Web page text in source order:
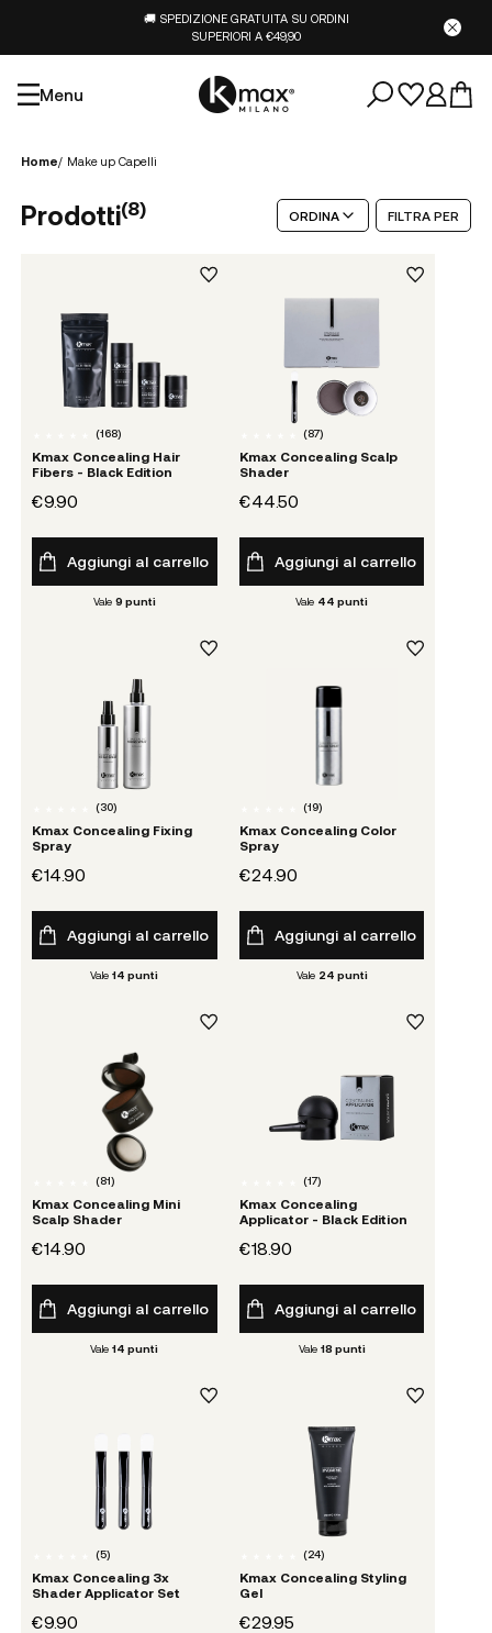
🚚 SPEDIZIONE GRATUITA SU ORDINI
SUPERIORI A €49,90
Menu
Home/ Make up Capelli
Prodotti(8) ORDINA FILTRA PER
(168)
Kmax Concealing Hair
Fibers - Black Edition
€9.90
Aggiungi al carrello
Vale 9 punti
(87)
Kmax Concealing Scalp
Shader
€44.50
Aggiungi al carrello
Vale 44 punti
(30)
Kmax Concealing Fixing
Spray
€14.90
Aggiungi al carrello
Vale 14 punti
(19)
Kmax Concealing Color
Spray
€24.90
Aggiungi al carrello
Vale 24 punti
(81)
Kmax Concealing Mini
Scalp Shader
€14.90
Aggiungi al carrello
Vale 14 punti
(17)
Kmax Concealing
Applicator - Black Edition
€18.90
Aggiungi al carrello
Vale 18 punti
(5)
Kmax Concealing 3x
Shader Applicator Set
€9.90
(24)
Kmax Concealing Styling
Gel
€29.95